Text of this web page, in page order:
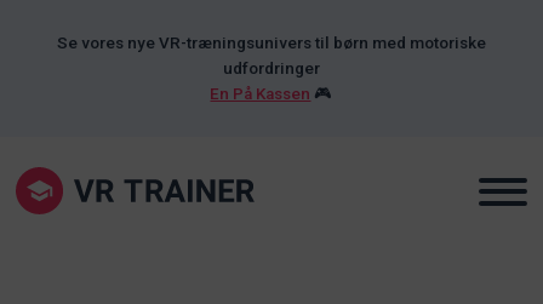
Se vores nye VR-træningsunivers til børn med motoriske
udfordringer
En På Kassen 🎮